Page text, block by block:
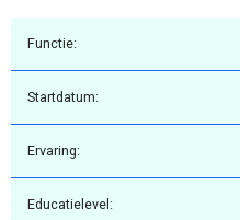
Functie:
Startdatum:
Ervaring:
Educatielevel: